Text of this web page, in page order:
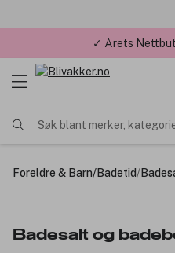
✓ Årets
Søk blant merker,
Foreldre & Barn/Badetid/
Badesalt og